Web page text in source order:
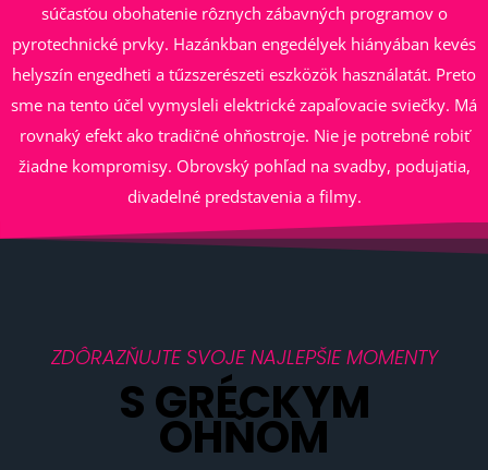
súčasťou obohatenie rôznych zábavných programov o
pyrotechnické prvky. Hazánkban engedélyek hiányában kevés
helyszín engedheti a tűzszerészeti eszközök használatát. Preto
sme na tento účel vymysleli elektrické zapaľovacie sviečky. Má
rovnaký efekt ako tradičné ohňostroje. Nie je potrebné robiť
žiadne kompromisy. Obrovský pohľad na svadby, podujatia,
divadelné predstavenia a filmy.
ZDÔRAZŇUJTE SVOJE NAJLEPŠIE MOMENTY
S GRÉCKYM
OHŇOM